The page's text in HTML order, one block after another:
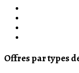
Offres par types